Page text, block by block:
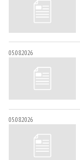
05.08.2026
05.08.2026